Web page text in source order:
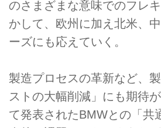
のさまざまな意味でのフレ
かして、欧州に加え北米、
ーズにも応えていく。
製造プロセスの革新など、
ストの大幅削減」にも期待
て発表されたBMWとの「共